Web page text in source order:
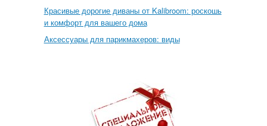
Красивые дорогие диваны от Kalibroom: роскошь
и комфорт для вашего дома
Аксессуары для парикмахеров: виды